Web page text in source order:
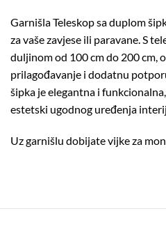
Garnišla Teleskop sa duplom
za vaše zavjese ili paravane. S
duljinom od 100 cm do 200 cm,
prilagođavanje i dodatnu
šipka je elegantna i
estetski ugodnog uređenja
Uz garnišlu dobijate vijke za